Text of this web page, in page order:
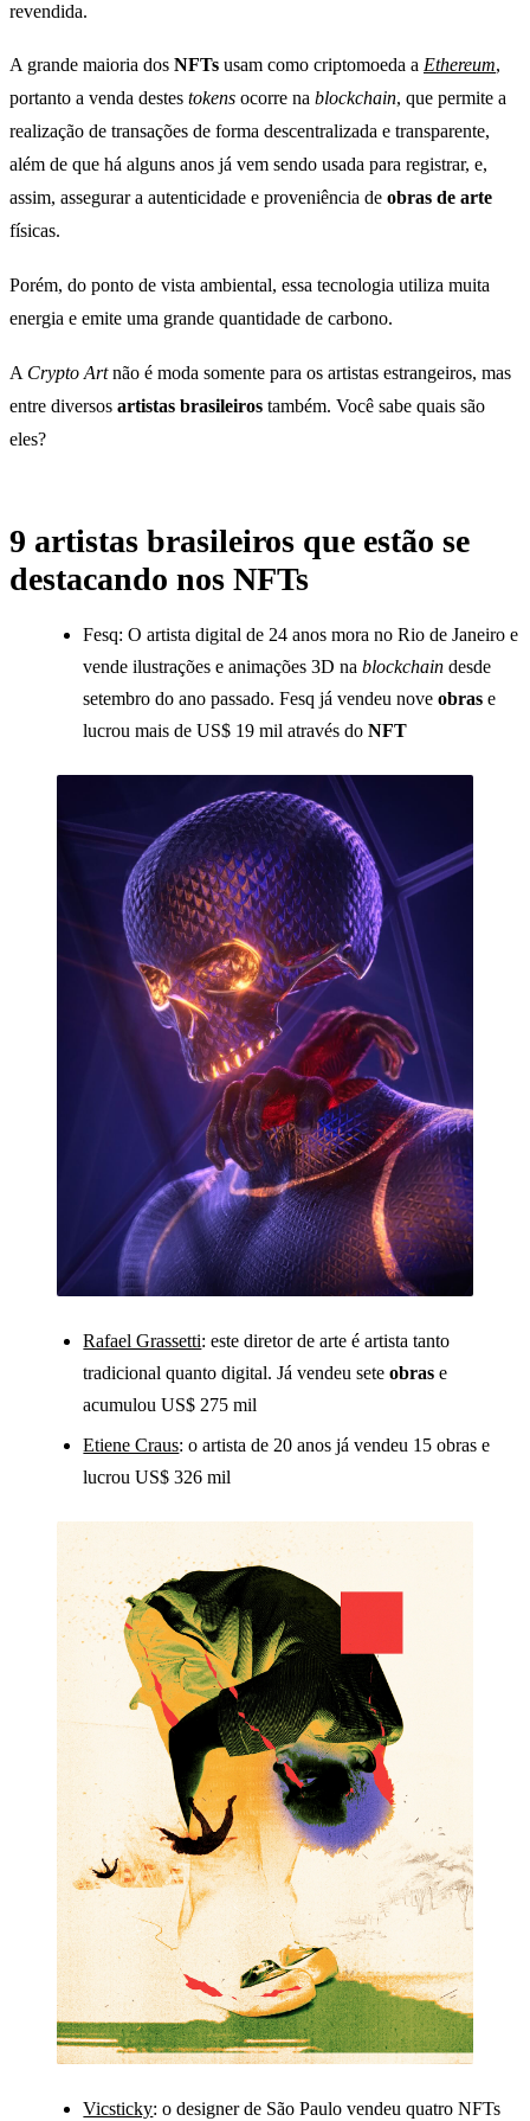
revendida.
A grande maioria dos NFTs usam como criptomoeda a Ethereum,
portanto a venda destes tokens ocorre na blockchain, que permite a
realização de transações de forma descentralizada e transparente,
além de que há alguns anos já vem sendo usada para registrar, e,
assim, assegurar a autenticidade e proveniência de obras de arte
físicas.
Porém, do ponto de vista ambiental, essa tecnologia utiliza muita
energia e emite uma grande quantidade de carbono.
A Crypto Artnão é moda somente para os artistas estrangeiros, mas
entre diversos artistas brasileiros também. Você sabe quais são
eles?
9 artistas brasileiros que estão se
destacando nos NFTs
Fesq: O artista digital de 24 anos mora no Rio de Janeiro e
vende ilustrações e animações 3D nablockchain desde
setembro do ano passado. Fesq já vendeu noveobras e
lucrou mais de US$ 19 mil através doNFT
Rafael Grassetti: este diretor de arte é artista tanto
tradicional quanto digital. Já vendeu seteobras e
acumulou US$ 275 mil
Etiene Craus: o artista de 20 anos já vendeu 15 obras e
lucrou US$ 326 mil
Vicsticky: o designer de São Paulo vendeu quatro NFTs